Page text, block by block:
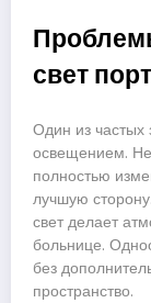
свет
Один из частых
освещением.
полностью
лучшую
свет делает
больнице.
без
пространство.